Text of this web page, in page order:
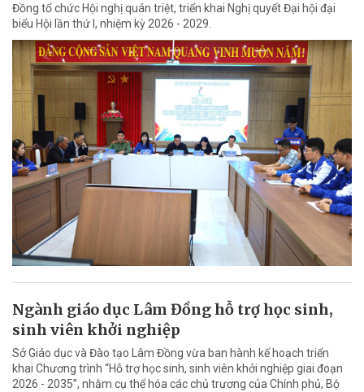
Đồng tổ chức Hội nghị quán triệt, triển khai Nghị quyết Đại hội đại
biểu Hội lần thứ I, nhiệm kỳ 2026 - 2029.
Ngành giáo dục Lâm Đồng hỗ trợ học sinh,
sinh viên khởi nghiệp
Sở Giáo dục và Đào tạo Lâm Đồng vừa ban hành kế hoạch triển
khai Chương trình “Hỗ trợ học sinh, sinh viên khởi nghiệp giai đoạn
2026 - 2035”, nhằm cụ thể hóa các chủ trương của Chính phủ, Bộ